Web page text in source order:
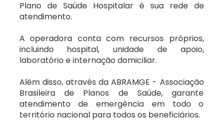
Humana Saúde
Hospitalar
Planos odontológico
Metlife
Petrolina/PE
Salvador/BA
Uberlândia/MG
Vitória/ES
Plano de Saúde Hospitalar é sua rede de
atendimento.
A operadora conta com recursos próprios,
incluindo hospital, unidade de apoio,
laboratório e internação domiciliar.
Além disso, através da ABRAMGE - Associação
Brasileira de Planos de Saúde, garante
atendimento de emergência em todo o
território nacional para todos os beneficiários.